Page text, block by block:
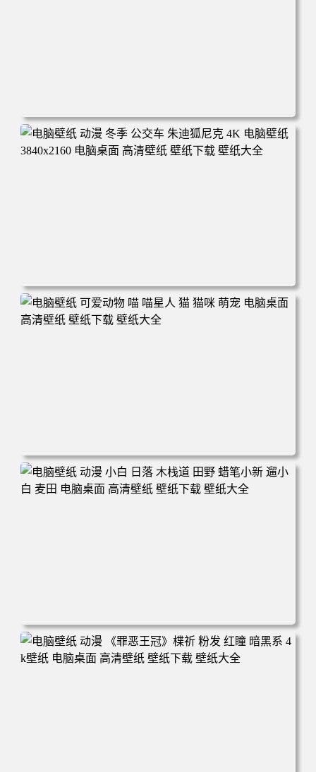
电脑壁纸 完美世界 荒天帝石昊 4K高清动漫壁纸 电脑桌面
高清壁纸 壁纸下载 壁纸大全
电脑壁纸 动漫 冬季 公交车 朱迪狐尼克 4K 电脑壁纸 3840x2
160 电脑桌面 高清壁纸 壁纸下载 壁纸大全
电脑壁纸 可爱动物 喵 喵星人 猫 猫咪 萌宠 电脑桌面 高清壁
纸 壁纸下载 壁纸大全
电脑壁纸 动漫 小白 日落 木栈道 田野 蜡笔小新 遛小白 麦田
电脑桌面 高清壁纸 壁纸下载 壁纸大全